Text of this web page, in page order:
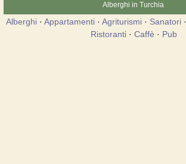
Alberghi in Turchia
Alberghi· Appartamenti· Agriturismi· Sanatori·
Ristoranti· Caffè · Pub